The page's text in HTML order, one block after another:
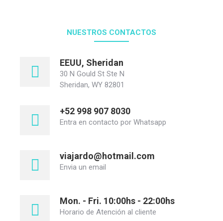
NUESTROS CONTACTOS
EEUU, Sheridan
30 N Gould St Ste N
Sheridan, WY 82801
+52 998 907 8030
Entra en contacto por Whatsapp
viajardo@hotmail.com
Envia un email
Mon. - Fri. 10:00hs - 22:00hs
Horario de Atención al cliente